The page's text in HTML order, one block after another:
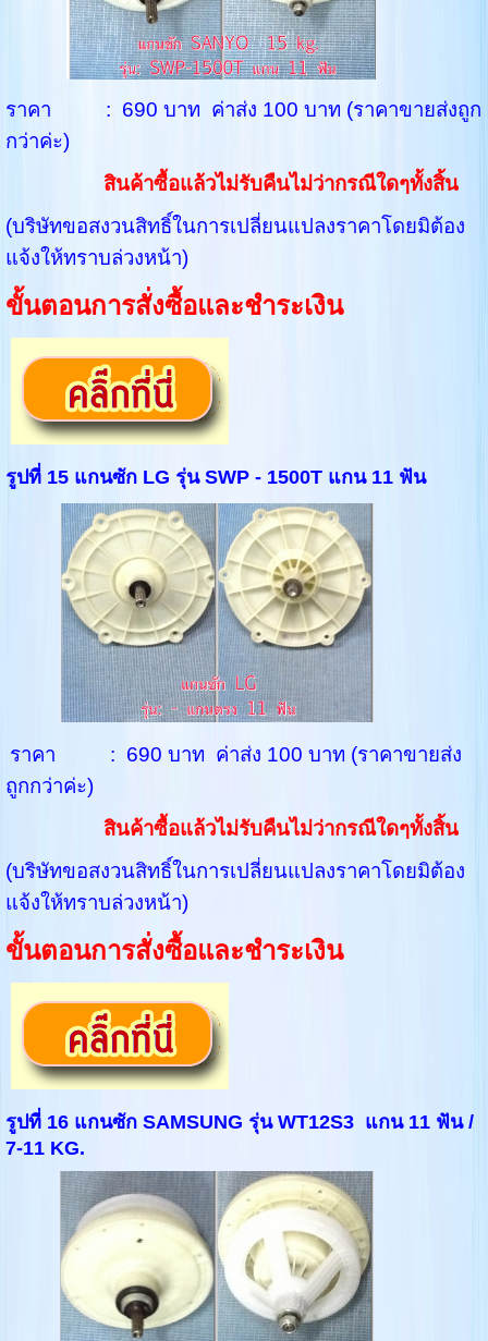
ราคา : 690 บาท ค่าส่ง 100 บาท (ราคาขายส่งถูก
กว่าค่ะ)
สินค้าซื้อแล้วไม่รับคืนไม่ว่ากรณีใดๆทั้งสิ้น
(บริษัทขอสงวนสิทธิ์ในการเปลี่ยนแปลงราคาโดยมิต้อง
แจ้งให้ทราบล่วงหน้า)
ขั้นตอนการสั่งซื้อและชำระเงิน
รูปที่ 15 แกนซัก LG รุ่น SWP - 1500T แกน 11 ฟัน
ราคา : 690 บาท ค่าส่ง 100 บาท (ราคาขายส่ง
ถูกกว่าค่ะ)
สินค้าซื้อแล้วไม่รับคืนไม่ว่ากรณีใดๆทั้งสิ้น
(บริษัทขอสงวนสิทธิ์ในการเปลี่ยนแปลงราคาโดยมิต้อง
แจ้งให้ทราบล่วงหน้า)
ขั้นตอนการสั่งซื้อและชำระเงิน
รูปที่ 16 แกนซัก SAMSUNG รุ่น WT12S3แกน 11 ฟัน /
7-11 KG.